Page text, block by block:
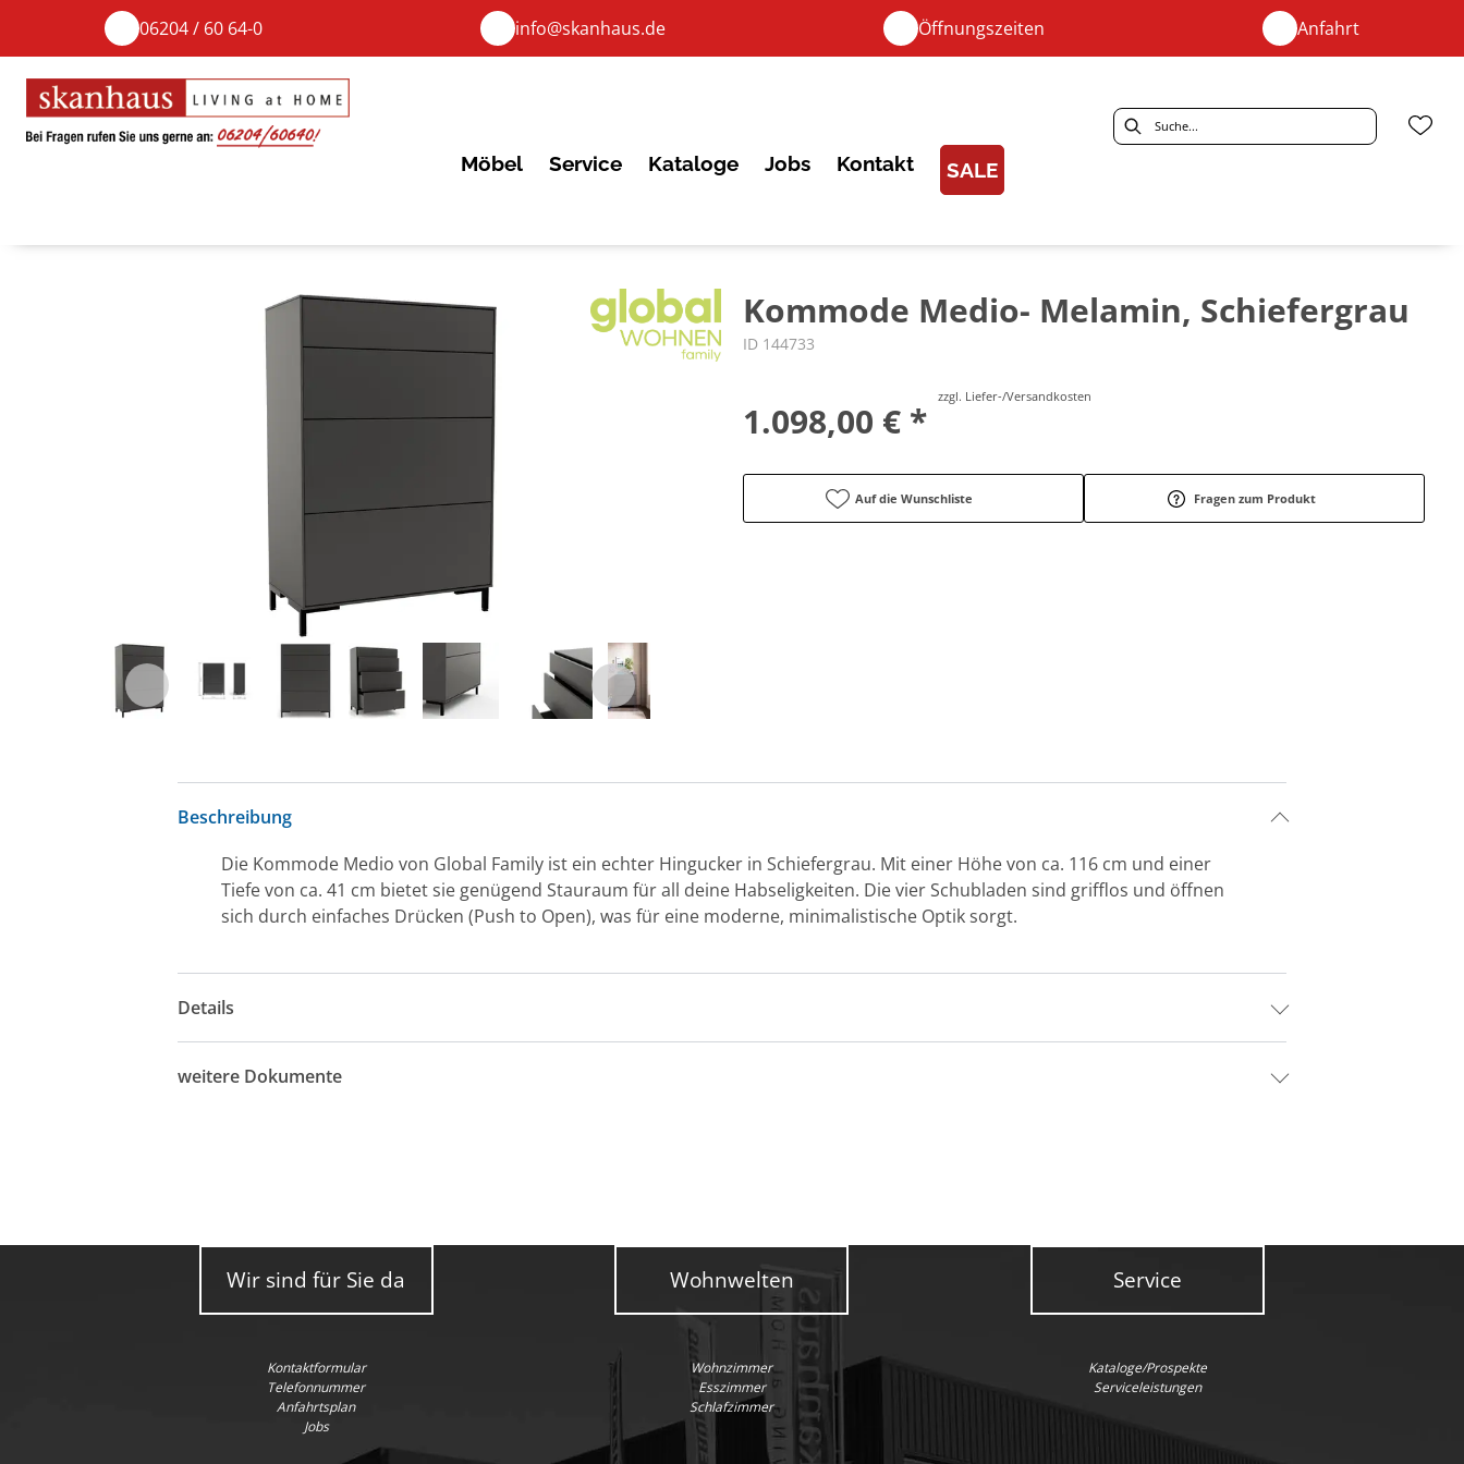
06204 / 60 64-0 info@skanhaus.de Öffnungszeiten Anfahrt
Möbel Service Kataloge Jobs Kontakt SALE
Kommode Medio- Melamin, Schiefergrau
ID 144733
1.098,00 € *
zzgl. Liefer-/Versandkosten
Auf die Wunschliste Fragen zum Produkt
Beschreibung
Die Kommode Medio von Global Family ist ein echter Hingucker in Schiefergrau. Mit einer Höhe von ca. 116 cm und einer
Tiefe von ca. 41 cm bietet sie genügend Stauraum für all deine Habseligkeiten. Die vier Schubladen sind grifflos und öffnen
sich durch einfaches Drücken (Push to Open), was für eine moderne, minimalistische Optik sorgt.
Details
weitere Dokumente
Wir sind für Sie da
Kontaktformular
Telefonnummer
Anfahrtsplan
Jobs
Wohnwelten
Wohnzimmer
Esszimmer
Schlafzimmer
Service
Kataloge/Prospekte
Serviceleistungen